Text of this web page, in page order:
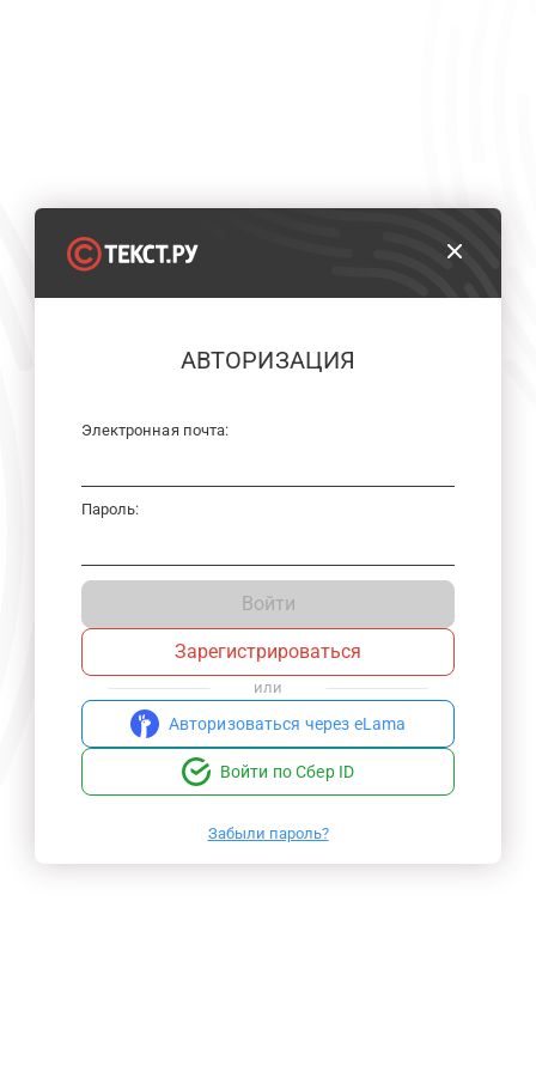
АВТОРИЗАЦИЯ
Электронная почта:
Пароль:
Войти
Зарегистрироваться
или
Авторизоваться через eLama
Войти по Сбер ID
Забыли пароль?